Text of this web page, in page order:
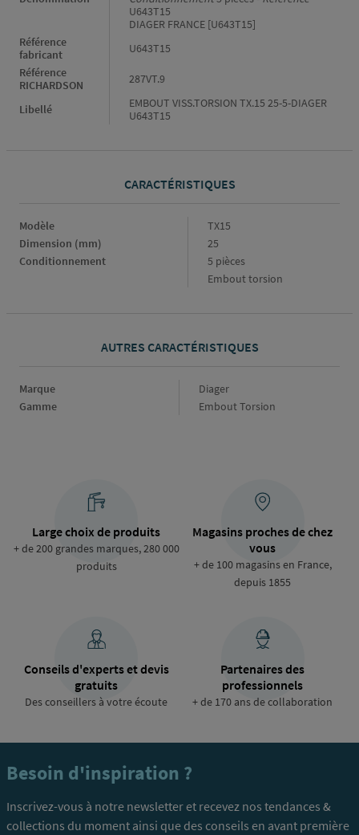
U643T15
DIAGER FRANCE [U643T15]
Référence
fabricant
U643T15
Référence
RICHARDSON
287VT.9
Libellé
EMBOUT VISS.TORSION TX.15 25-5-DIAGER
U643T15
CARACTÉRISTIQUES
Caractéristiques
Modèle
TX15
Dimension (mm)
25
Conditionnement
5 pièces
Embout torsion
AUTRES CARACTÉRISTIQUES
Marque Marque
Diager
Gamme
Gamme
Embout Torsion
Large choix de produits
+ de 200 grandes marques, 280 000
produits
Magasins proches de chez
vous
+ de 100 magasins en France,
depuis 1855
Conseils d'experts et devis
gratuits
Des conseillers à votre écoute
Partenaires des
professionnels
+ de 170 ans de collaboration
Besoin d'inspiration ?
Inscrivez-vous à notre newsletter et recevez nos tendances &
collections du moment ainsi que des conseils en avant première